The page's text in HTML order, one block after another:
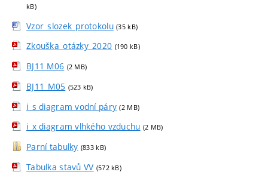
kB)
Vzor_slozek_protokolu (35 kB)
Zkouška_otázky_2020 (190 kB)
BJ11 M06 (2 MB)
BJ11_M05 (523 kB)
i_s diagram vodní páry (2 MB)
i_x diagram vlhkého vzduchu (2 MB)
Parní tabulky (833 kB)
Tabulka stavů VV (572 kB)